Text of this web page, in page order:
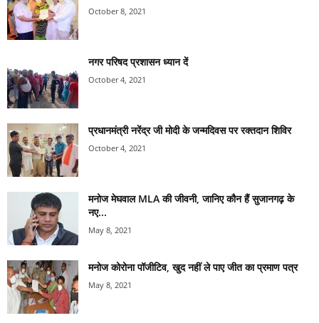
October 8, 2021
नगर परिषद प्रशासन ध्यान दें
October 4, 2021
प्रधानमंत्री नरेंद्र जी मोदी के जन्मदिवस पर रक्तदान शिविर
October 4, 2021
मनोज मेघवाल MLA की जीवनी, जानिए कौन हैं सुजानगढ़ के
नए...
May 8, 2021
मनोज कोरोना पॉजीटिव, खुद नहीं ले पाए जीत का प्रमाण पत्र
May 8, 2021